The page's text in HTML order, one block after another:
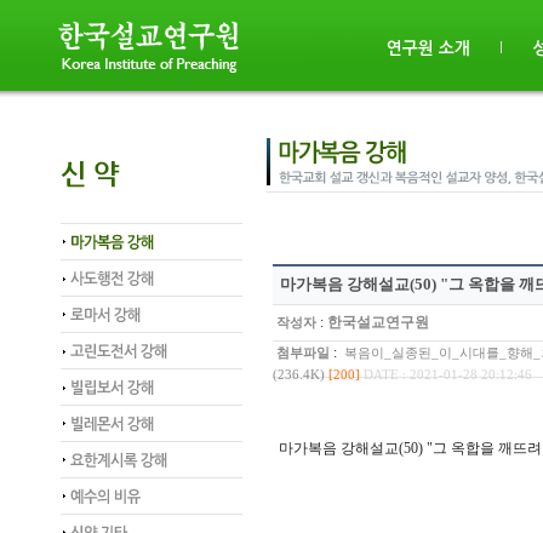
마가복음 강해설교(50) "그 옥합을
작성자 : 한국설교연구원
첨부파일 : 복음이_실종된_이_시대를_향해
(236.4K) [200] DATE : 2021-01-28 20:12:46
마가복음 강해설교(50) "그 옥합을 깨뜨